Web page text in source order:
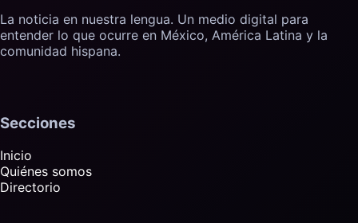
La noticia en nuestra lengua. Un medio digital para
entender lo que ocurre en México, América Latina y la
comunidad hispana.
Secciones
Inicio
Quiénes somos
Directorio